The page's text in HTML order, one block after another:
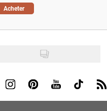
Acheter
on Facebook
Visit us on Instagram
Visit us on Pinterest
Visit us on Youtube
Visit us on